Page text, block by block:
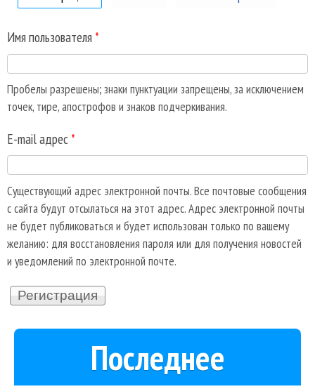
Имя пользователя *
Пробелы разрешены; знаки пунктуации запрещены, за исключением
точек, тире, апострофов и знаков подчеркивания.
E-mail адрес *
Существующий адрес электронной почты. Все почтовые сообщения
с сайта будут отсылаться на этот адрес. Адрес электронной почты
не будет публиковаться и будет использован только по вашему
желанию: для восстановления пароля или для получения новостей
и уведомлений по электронной почте.
Последнее